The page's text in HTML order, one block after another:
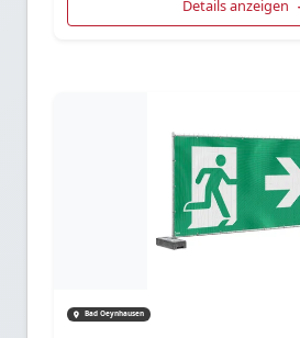
Details anzeigen
Bad Oeynhausen